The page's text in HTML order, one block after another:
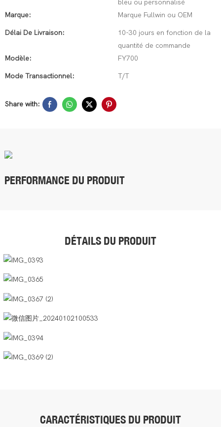
bleu ou personnalisé
Marque:
Marque Fullwin ou OEM
Délai De Livraison:
10-30 jours en fonction de la
quantité de commande
Modèle:
FY700
Mode Transactionnel: T/T
Share with:
PERFORMANCE DU PRODUIT
DÉTAILS DU PRODUIT
CARACTÉRISTIQUES DU PRODUIT